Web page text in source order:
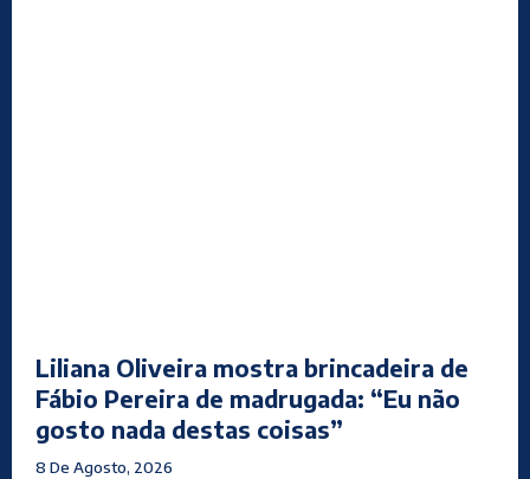
Liliana Oliveira mostra brincadeira de
Fábio Pereira de madrugada: “Eu não
gosto nada destas coisas”
8 De Agosto, 2026